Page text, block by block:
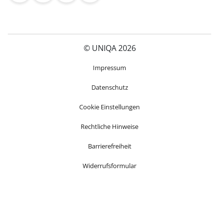
© UNIQA 2026
Impressum
Datenschutz
Cookie Einstellungen
Rechtliche Hinweise
Barrierefreiheit
Widerrufsformular